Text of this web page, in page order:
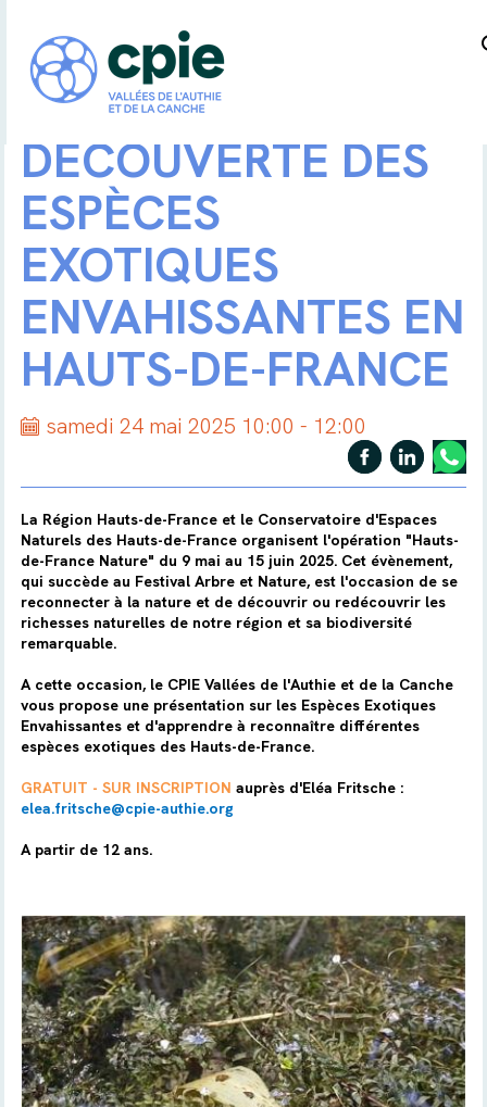
DÉCOUVERTE DES
ESPÈCES
EXOTIQUES
ENVAHISSANTES EN
HAUTS-DE-FRANCE
samedi 24 mai 2025 10:00 - 12:00
La Région Hauts-de-France et le Conservatoire d'Espaces
Naturels des Hauts-de-France organisent l'opération "Hauts-
de-France Nature" du 9 mai au 15 juin 2025. Cet évènement,
qui succède au Festival Arbre et Nature, est l'occasion de se
reconnecter à la nature et de découvrir ou redécouvrir les
richesses naturelles de notre région et sa biodiversité
remarquable.
A cette occasion, le CPIE Vallées de l'Authie et de la Canche
vous propose une présentation sur les Espèces Exotiques
Envahissantes et d'apprendre à reconnaître différentes
espèces exotiques des Hauts-de-France.
GRATUIT - SUR INSCRIPTION auprès d'Eléa Fritsche :
elea.fritsche@cpie-authie.org
A partir de 12 ans.